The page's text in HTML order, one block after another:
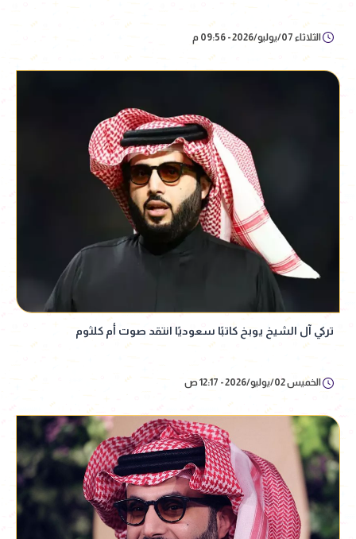
الثلاثاء 07/يوليو/2026 - 09:56 م
تركي آل الشيخ يوبخ كاتبًا سعوديًا انتقد صوت أم كلثوم
الخميس 02/يوليو/2026 - 12:17 ص